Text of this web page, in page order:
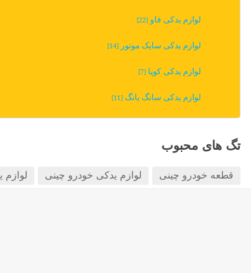
لوازم یدکی فاو [22]
لوازم یدکی سایک موتور [14]
لوازم یدکی کوپا [7]
لوازم یدکی سانگ یانگ [11]
تگ های محبوب
قطعه خودرو چینی لوازم یدکی خودرو چینی